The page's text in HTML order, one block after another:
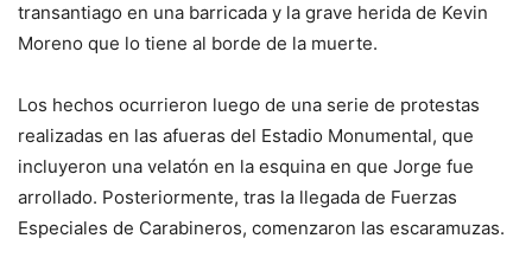
transantiago en una barricada y la grave herida de Kevin
Moreno que lo tiene al borde de la muerte.
Los hechos ocurrieron luego de una serie de protestas
realizadas en las afueras del Estadio Monumental, que
incluyeron una velatón en la esquina en que Jorge fue
arrollado. Posteriormente, tras la llegada de Fuerzas
Especiales de Carabineros, comenzaron las escaramuzas.